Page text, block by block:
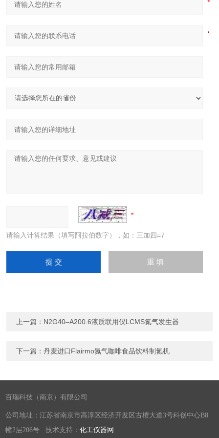
请输入计算结果（填写阿拉伯数字），如：三加四=7
上一篇： N2G40–A200.6液质联用仪LCMS氮气发生器
下一篇：丹麦进口Flairmo氮气咖啡食品饮料制氮机
百瑞科技（南京）有限公司
公司地址：江苏省南京市高淳区经济开发区古檀大道3号科创中心B8
幢2层206号 技术支持：化工仪器网